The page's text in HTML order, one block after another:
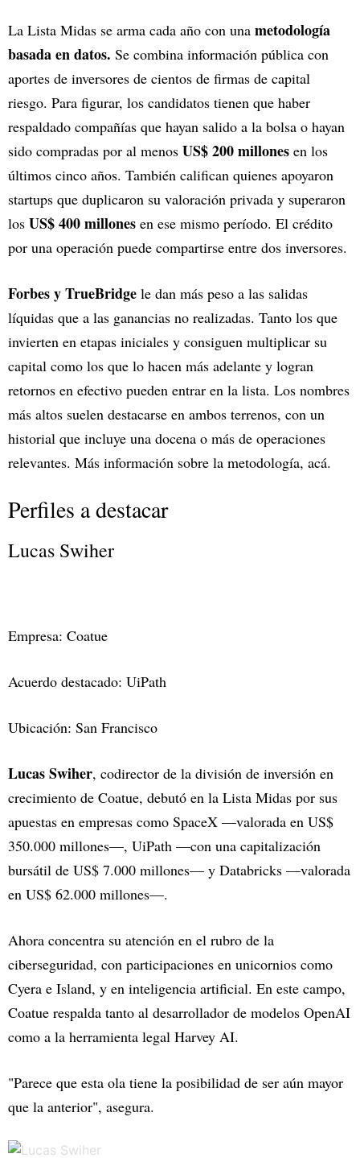
La Lista Midas se arma cada año con una metodología
basada en datos. Se combina información pública con
aportes de inversores de cientos de firmas de capital
riesgo. Para figurar, los candidatos tienen que haber
respaldado compañías que hayan salido a la bolsa o hayan
sido compradas por al menos US$ 200 millones en los
últimos cinco años. También califican quienes apoyaron
startups que duplicaron su valoración privada y superaron
los US$ 400 millones en ese mismo período. El crédito
por una operación puede compartirse entre dos inversores.
Forbes y TrueBridge le dan más peso a las salidas
líquidas que a las ganancias no realizadas. Tanto los que
invierten en etapas iniciales y consiguen multiplicar su
capital como los que lo hacen más adelante y logran
retornos en efectivo pueden entrar en la lista. Los nombres
más altos suelen destacarse en ambos terrenos, con un
historial que incluye una docena o más de operaciones
relevantes. Más información sobre la metodología, acá.
Perfiles a destacar
Lucas Swiher
Empresa: Coatue
Acuerdo destacado: UiPath
Ubicación: San Francisco
Lucas Swiher, codirector de la división de inversión en
crecimiento de Coatue, debutó en la Lista Midas por sus
apuestas en empresas como SpaceX —valorada en US$
350.000 millones—, UiPath —con una capitalización
bursátil de US$ 7.000 millones— y Databricks —valorada
en US$ 62.000 millones—.
Ahora concentra su atención en el rubro de la
ciberseguridad, con participaciones en unicornios como
Cyera e Island, y en inteligencia artificial. En este campo,
Coatue respalda tanto al desarrollador de modelos OpenAI
como a la herramienta legal Harvey AI.
"Parece que esta ola tiene la posibilidad de ser aún mayor
que la anterior", asegura.